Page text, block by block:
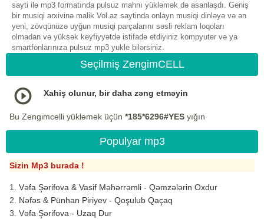
sayti ilə mp3 formatında pulsuz mahnı yükləmək də asanlaşdı. Geniş
bir musiqi arxivinə malik Vol.az saytinda onlayn musiqi dinləyə və ən
yeni, zövqünüzə uyğun musiqi parçalarını səsli reklam loqoları
olmadan və yüksək keyfiyyətdə istifadə etdiyiniz kompyuter və ya
smartfonlarınıza pulsuz mp3 yukle bilərsiniz.
Seçilmiş ZengimCELL
Xahiş olunur, bir daha zəng etməyin
Bu Zengimcelli yükləmək üçün *185*6296#YES yığın
Populyar mp3
Sizin Mp3 burada !
Vəfa Şərifova & Vasif Məhərrəmli - Qəmzələrin Oxdur
Nəfəs & Pünhan Piriyev - Qoşulub Qaçaq
Vəfa Şərifova - Uzaq Dur